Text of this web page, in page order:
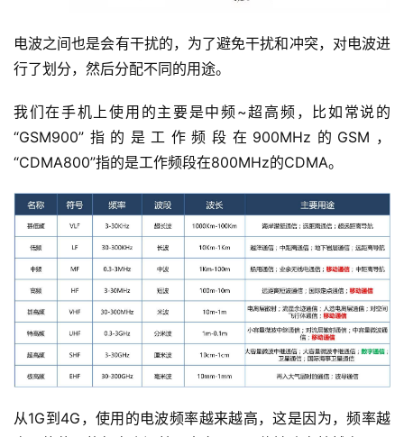
电波之间也是会有干扰的，为了避免干扰和冲突，对电波进
行了划分，然后分配不同的用途。
我们在手机上使用的主要是中频~超高频，比如常说的
“GSM900”指的是工作频段在900MHz的GSM，
“CDMA800”指的是工作频段在800MHz的CDMA。
从1G到4G，使用的电波频率越来越高，这是因为，频率越